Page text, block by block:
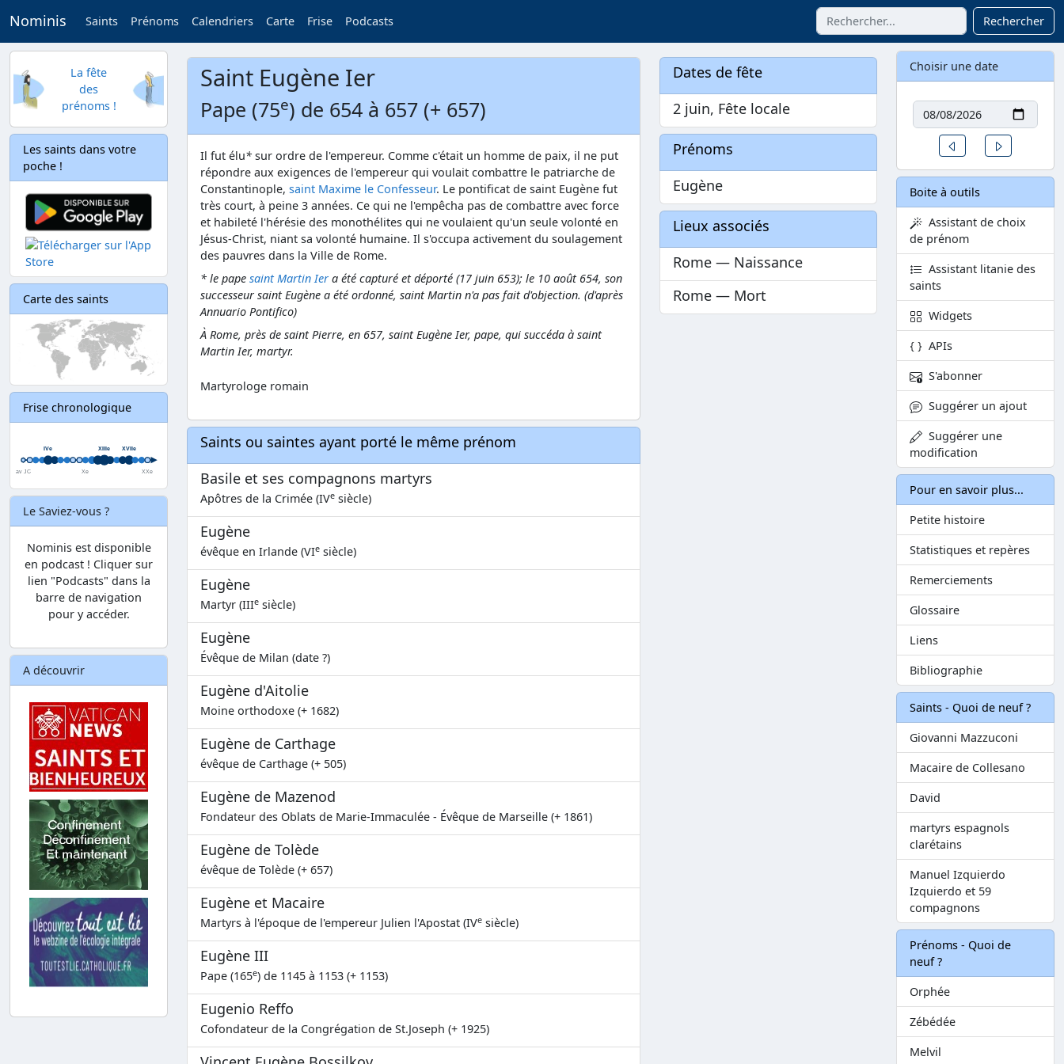
Nominis Saints Prénoms Calendriers Carte Frise Podcasts Rechercher
La fête
des
prénoms !
Les saints dans votre
poche !
Carte des saints
Frise chronologique
Le Saviez-vous ?
Nominis est disponible
en podcast ! Cliquer sur
lien "Podcasts" dans la
barre de navigation
pour y accéder.
A découvrir
Saint Eugène Ier
Pape (75e) de 654 à 657 (+ 657)
Il fut élu* sur ordre de l'empereur. Comme c'était un homme de paix, il ne put
répondre aux exigences de l'empereur qui voulait combattre le patriarche de
Constantinople, saint Maxime le Confesseur. Le pontificat de saint Eugène fut
très court, à peine 3 années. Ce qui ne l'empêcha pas de combattre avec force
et habileté l'hérésie des monothélites qui ne voulaient qu'un seule volonté en
Jésus-Christ, niant sa volonté humaine. Il s'occupa activement du soulagement
des pauvres dans la Ville de Rome.
* le pape saint Martin Ier a été capturé et déporté (17 juin 653); le 10 août 654, son
successeur saint Eugène a été ordonné, saint Martin n'a pas fait d'objection. (d'après
Annuario Pontifico)
À Rome, près de saint Pierre, en 657, saint Eugène Ier, pape, qui succéda à saint
Martin Ier, martyr.
Martyrologe romain
Saints ou saintes ayant porté le même prénom
Basile et ses compagnons martyrs
Apôtres de la Crimée (IVe siècle)
Eugène
évêque en Irlande (VIe siècle)
Eugène
Martyr (IIIe siècle)
Eugène
Évêque de Milan (date ?)
Eugène d'Aitolie
Moine orthodoxe (+ 1682)
Eugène de Carthage
évêque de Carthage (+ 505)
Eugène de Mazenod
Fondateur des Oblats de Marie-Immaculée - Évêque de Marseille (+ 1861)
Eugène de Tolède
évêque de Tolède (+ 657)
Eugène et Macaire
Martyrs à l'époque de l'empereur Julien l'Apostat (IVe siècle)
Eugène III
Pape (165e) de 1145 à 1153 (+ 1153)
Eugenio Reffo
Cofondateur de la Congrégation de St.Joseph (+ 1925)
Dates de fête
2 juin, Fête locale
Prénoms
Eugène
Lieux associés
Rome — Naissance
Rome — Mort
Choisir une date
Date
Un jour avant
Boite à outils
Assistant de choix
de prénom
Assistant litanie des
saints
Widgets
APIs
S'abonner
Suggérer un ajout
Suggérer une
modification
Pour en savoir plus...
Petite histoire
Statistiques et repères
Remerciements
Glossaire
Liens
Bibliographie
Saints - Quoi de neuf ?
Giovanni Mazzuconi
Macaire de Collesano
David
martyrs espagnols
clarétains
Manuel Izquierdo
Izquierdo et 59
compagnons
Prénoms - Quoi de
neuf ?
Orphée
Zébédée
Melvil